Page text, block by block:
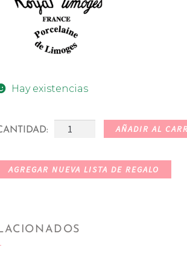
Hay existencias
AÑADIR AL
AGREGAR NUEVA LISTA DE REGALO